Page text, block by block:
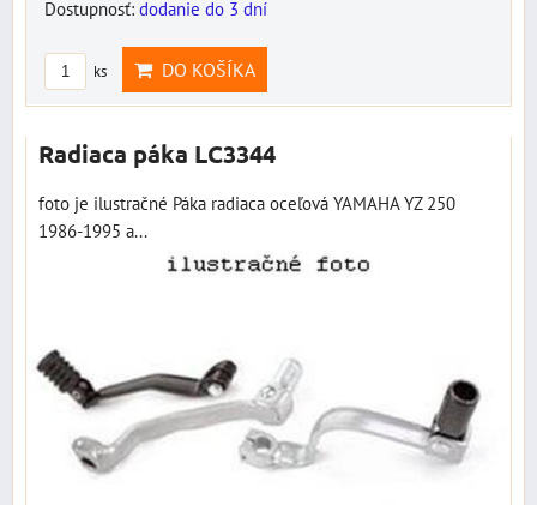
Dostupnosť: dodanie do 3 dní
ks DO KOŠÍKA
Radiaca páka LC3344
foto je ilustračné Páka radiaca oceľová YAMAHA YZ 250
1986-1995 a...